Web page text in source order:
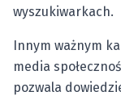
wyszukiwarkach.
Innym ważnym
media
pozwala